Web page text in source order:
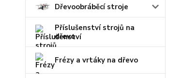
Dřevoobráběcí stroje
Příslušenství strojů na
dřevo
Frézy a vrtáky na dřevo